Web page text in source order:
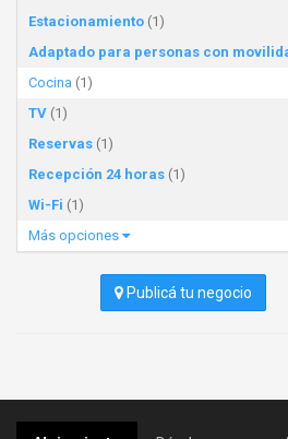
Estacionamiento (1)
Cocina (1)
TV (1)
Reservas (1)
Recepción 24 horas (1)
Wi-Fi (1)
Más opciones
Publicá tu negocio